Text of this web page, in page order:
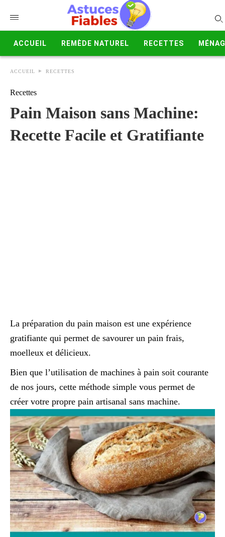
ACCUEIL REMÈDE NATUREL RECETTES
ACCUEIL RECETTES
Recettes
Pain Maison sans Machine:
Recette Facile et Gratifiante
La préparation du pain maison est une expérience
gratifiante qui permet de savourer un pain frais,
moelleux et délicieux.
Bien que l’utilisation de machines à pain soit courante
de nos jours, cette méthode simple vous permet de
créer votre propre pain artisanal sans machine.